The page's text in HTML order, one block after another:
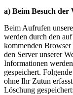
a) Beim Besuch der
Beim Aufrufen
werden durch den
kommenden
den Server unserer
Informationen
gespeichert.
ohne Ihr Zutun
Löschung gespeichert: